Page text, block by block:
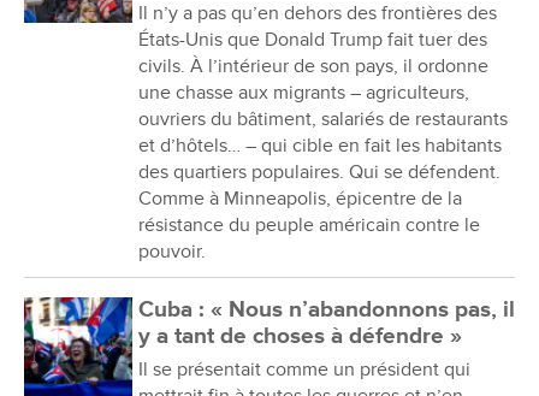
Il n’y a pas qu’en dehors des frontières des
États-Unis que Donald Trump fait tuer des
civils. À l’intérieur de son pays, il ordonne
une chasse aux migrants – agriculteurs,
ouvriers du bâtiment, salariés de restaurants
et d’hôtels… – qui cible en fait les habitants
des quartiers populaires. Qui se défendent.
Comme à Minneapolis, épicentre de la
résistance du peuple américain contre le
pouvoir.
Cuba : « Nous n’abandonnons pas, il
y a tant de choses à défendre »
Il se présentait comme un président qui